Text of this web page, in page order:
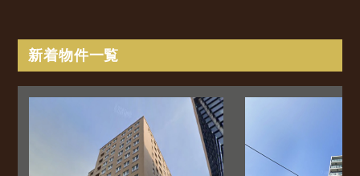
新着物件一覧